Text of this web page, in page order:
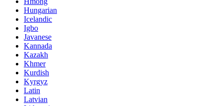
Hungarian
Icelandic
Igbo
Javanese
Kannada
Kazakh
Khmer
Kurdish
Kyrgyz
Latin
Latvian